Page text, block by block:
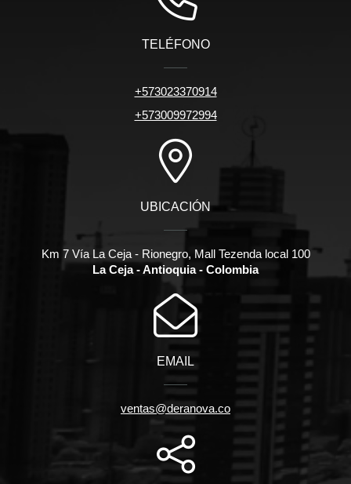
TELÉFONO
+573023370914
+573009972994
UBICACIÓN
Km 7 Vía La Ceja - Rionegro, Mall Tezenda local 100
La Ceja - Antioquia - Colombia
EMAIL
ventas@deranova.co